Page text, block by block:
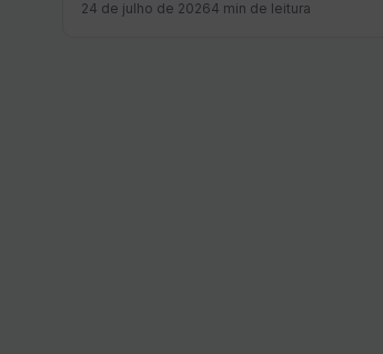
24 de julho de 20264 min de leitura